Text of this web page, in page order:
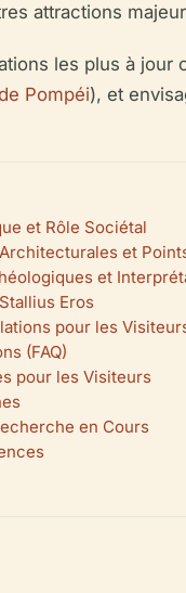
attractions
les plus à
Pompéi), et
et Rôle Sociétal
et
et
Eros
pour les
(FAQ)
pour les Visiteurs
en Cours